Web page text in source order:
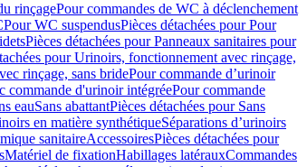
rinçagePour commandes de WC à déclenchement
Pour WC suspendusPièces détachées pour Pour
Pièces détachées pour Panneaux sanitaires pour
pour Urinoirs, fonctionnement avec rinçage,
rinçage, sans bridePour commande d’urinoir
commande d'urinoir intégréePour commande
eauSans abattantPièces détachées pour Sans
en matière synthétiqueSéparations d’urinoirs
sanitaireAccessoiresPièces détachées pour
Matériel de fixationHabillages latérauxCommandes